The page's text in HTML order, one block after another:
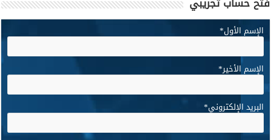
الإسم الأول*
الإسم الأخير*
البريد الإلكتروني*